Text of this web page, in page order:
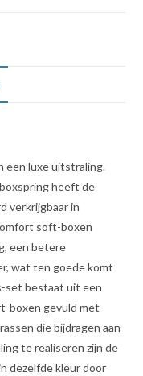
een luxe uitstraling.
heeft de
verkrijgbaar in
soft-boxen
een betere
wat ten goede komt
set bestaat uit een
boxen gevuld met
die bijdragen aan
te realiseren zijn de
dezelfde kleur door